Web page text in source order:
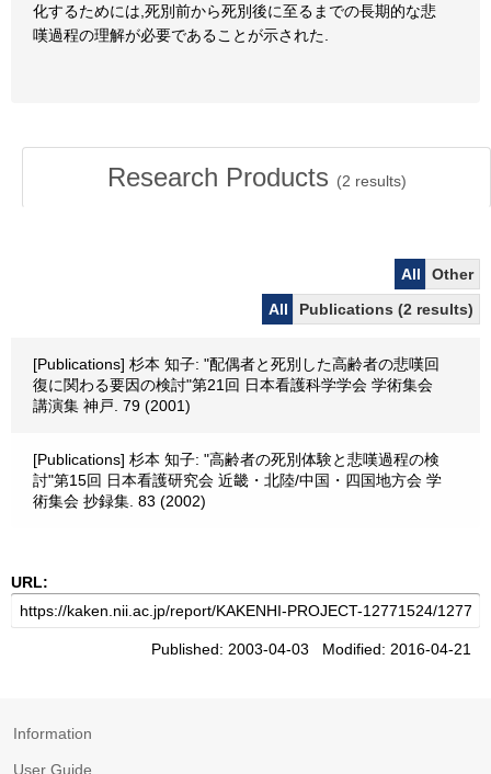
化するためには,死別前から死別後に至るまでの長期的な悲
嘆過程の理解が必要であることが示された.
Research Products (2 results)
All
Other
All
Publications (2 results)
[Publications] 杉本 知子: "配偶者と死別した高齢者の悲嘆回
復に関わる要因の検討"第21回 日本看護科学学会 学術集会
講演集 神戸. 79 (2001)
[Publications] 杉本 知子: "高齢者の死別体験と悲嘆過程の検
討"第15回 日本看護研究会 近畿・北陸/中国・四国地方会 学
術集会 抄録集. 83 (2002)
URL:
Published: 2003-04-03 Modified: 2016-04-21
Information
User Guide